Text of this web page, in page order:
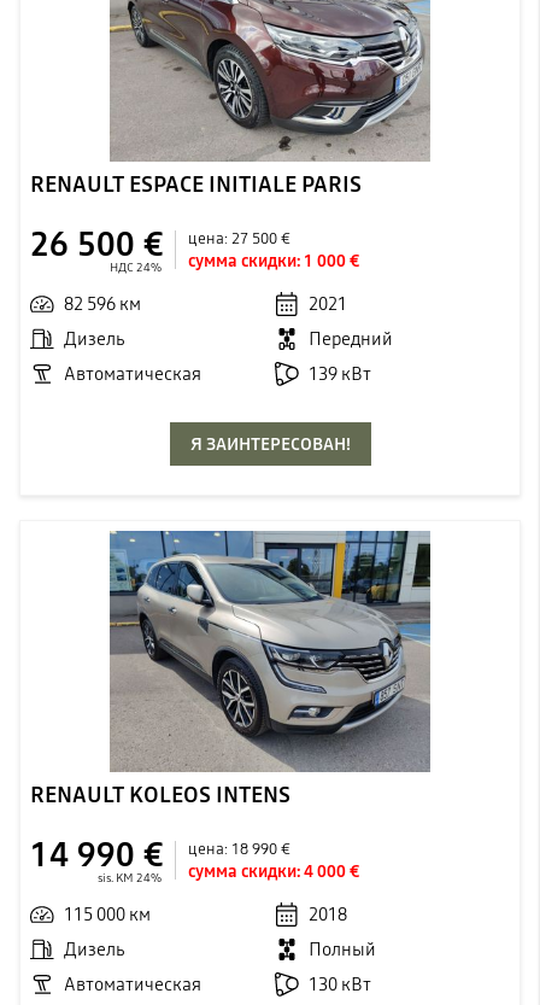
RENAULT ESPACE INITIALE PARIS
26 500 €
НДС 24%
цена:27 500 €
сумма скидки: 1 000 €
82 596 км
2021
Дизель
Передний
Автоматическая
139 кВт
Я ЗАИНТЕРЕСОВАН!
RENAULT KOLEOS INTENS
14 990 €
sis. KM 24%
цена: 18 990 €
сумма скидки:4 000 €
115 000 км
2018
Дизель
Полный
Автоматическая
130 кВт